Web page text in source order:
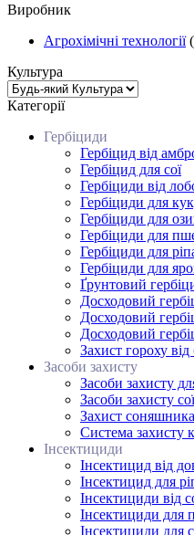
Виробник
Агрохімічні технології
Культура
Категорії
Гербіциди
Гербіцид від
Гербіцид для сої
Гербіциди від
Гербіциди для
Гербіциди для
Гербіциди для
Гербіциди для
Гербіциди для
Ґрунтовий
Досходовий
Досходовий
Досходовий
Захист гороху від
Засоби захисту
Засоби захисту
Засоби захисту
Захист
Система захисту
Інсектициди
Інсектицид від
Інсектицид для
Інсектициди від
Інсектициди для
Інсектициди для